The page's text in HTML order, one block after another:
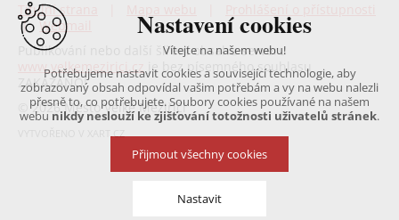
Titulní strana
|Webmail
Publikování nebo další šíření obsahu serveru
www.velkemezirici.cz
je bez písemného souhlasu
ZAKÁZÁNO!
© 2026 Město Velké Meziříčí
VYTVOŘENO V XART.CZ
Nastavení cookies
Vítejte na našem webu!
Potřebujeme nastavit cookies a související technologie, aby
zobrazovaný obsah odpovídal vašim potřebám a vy na webu nalezli
přesně to, co potřebujete. Soubory cookies používané na našem
webu nikdy neslouží ke zjišťování totožnosti uživatelů stránek.
Přijmout všechny cookies
Nastavit